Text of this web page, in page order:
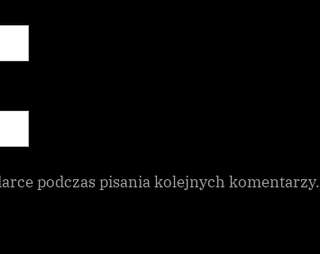
podczas pisania kolejnych komentarzy.